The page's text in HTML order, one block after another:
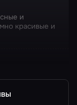
и
красивые и